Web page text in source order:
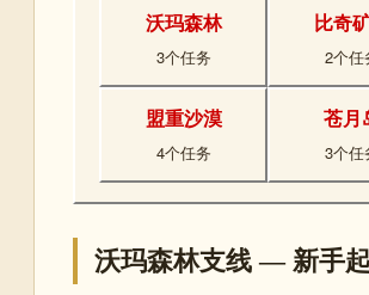
沃玛森林
3个任务
比奇
2个任
盟重沙漠
4个任务
苍月
3个任
沃玛森林支线 — 新手